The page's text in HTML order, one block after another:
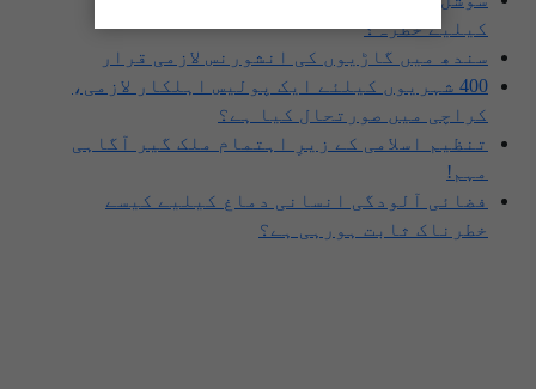
کیلیے خطرہ؟
سندھ میں گاڑیوں کی انشورنس لازمی قرار
400 شہریوں کیلئے ایک پولیس اہلکار لازمی،
کراچی میں صورتحال کیا ہے؟
تنظیم اسلامی کے زیرِ اہتمام ملک گیر آگاہی
مہم!
فضائی آلودگی انسانی دماغ کیلیے کیسے
خطرناک ثابت ہورہی ہے؟